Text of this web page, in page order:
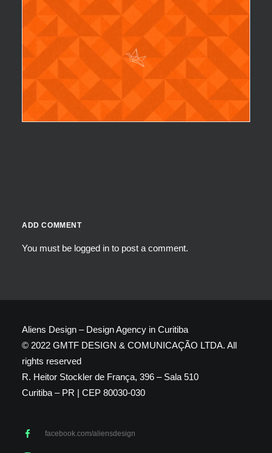
ADD COMMENT
You must be logged in to post a comment.
Aliens Design – Design Agency in Curitiba
© 2022 GMTF DESIGN & COMUNICAÇÃO LTDA. All
rights reserved
R. Heitor Stockler de França, 396 – Sala 510
Curitiba – PR | CEP 80030-030
facebook.com/aliensdesign